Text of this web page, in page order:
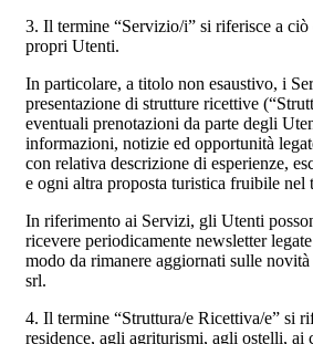
3. Il termine “Servizio/i” si riferisce a
propri Utenti.
In particolare, a titolo non esaustivo, i
presentazione di strutture ricettive
eventuali prenotazioni da parte degli
informazioni, notizie ed opportunità
con relativa descrizione di esperienze,
e ogni altra proposta turistica fruibile nel
In riferimento ai Servizi, gli Utenti
ricevere periodicamente newsletter
modo da rimanere aggiornati sulle
srl.
4. Il termine “Struttura/e Ricettiva/e” si
residence, agli agriturismi, agli ostelli, ai